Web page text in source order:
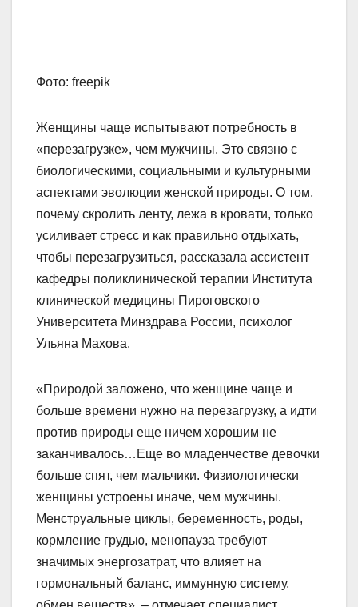
Фото: freepik
Женщины чаще испытывают потребность в
«перезагрузке», чем мужчины. Это связно с
биологическими, социальными и культурными
аспектами эволюции женской природы. О том,
почему скролить ленту, лежа в кровати, только
усиливает стресс и как правильно отдыхать,
чтобы перезагрузиться, рассказала ассистент
кафедры поликлинической терапии Института
клинической медицины Пироговского
Университета Минздрава России, психолог
Ульяна Махова.
«Природой заложено, что женщине чаще и
больше времени нужно на перезагрузку, а идти
против природы еще ничем хорошим не
заканчивалось…Еще во младенчестве девочки
больше спят, чем мальчики. Физиологически
женщины устроены иначе, чем мужчины.
Менструальные циклы, беременность, роды,
кормление грудью, менопауза требуют
значимых энергозатрат, что влияет на
гормональный баланс, иммунную систему,